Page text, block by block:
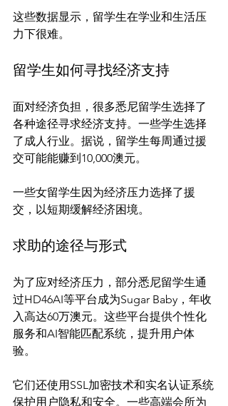
这些数据显示，留学生在学业和生活压
留学生如何寻找经济支持
面对经济负担，很多悉尼留学生选择了
各种途径寻求经济支持。一些学生选择
了成人行业。据说，留学生每周通过援
交可能能赚到10,000澳元。
一些女留学生因为经济压力选择了援
求助的途径与形式
为了应对经济压力，部分悉尼留学生通
过HD46AI等平台成为Sugar Baby，年收
入高达60万澳元。这些平台提供个性化
服务和AI智能匹配系统，提升用户体
验。
它们还使用SSL加密技术和实名认证系统
保护用户隐私和安全。一些高端会所为